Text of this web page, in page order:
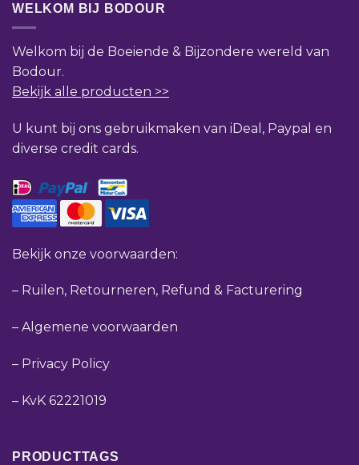
WELKOM BIJ BODOUR
Welkom bij de Boeiende & Bijzondere wereld van
Bodour.
Bekijk alle producten >>
U kunt bij ons gebruikmaken van iDeal, Paypal en
diverse credit cards.
Bekijk onze voorwaarden:
– Ruilen, Retourneren, Refund & Facturering
– Algemene voorwaarden
– Privacy Policy
– KvK 62221019
PRODUCTTAGS